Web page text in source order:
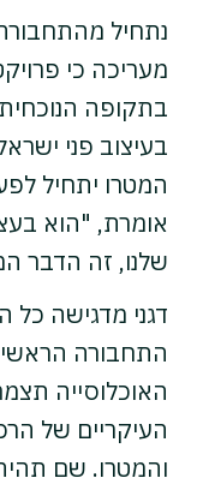
נתחיל מהתחבורה
מעריכה כי
בתקופה
בעיצוב פני
אומרת, "הוא
שלנו, זה הדבר
דגני מדגישה כל
התחבורה
האוכלוסייה
העיקריים של
והמטרו. שם